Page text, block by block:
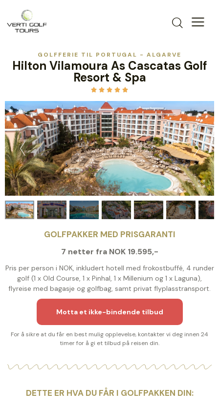
GOLFFERIE TIL PORTUGAL - ALGARVE
Hilton Vilamoura As Cascatas Golf
Resort & Spa
    
GOLFPAKKER MED PRISGARANTI
7 netter fra NOK 19.595,-
Pris per person i NOK, inkludert hotell med frokostbuffé, 4 runder
golf (1 x Old Course, 1 x Pinhal, 1 x Millenium og 1 x Laguna),
flyreise med bagasje og golfbag, samt privat flyplasstransport.
Motta et ikke-bindende tilbud
For å sikre at du får en best mulig opplevelse, kontakter vi deg innen 24
timer for å gi et tilbud på reisen din.
DETTE ER HVA DU FÅR I GOLFPAKKEN DIN: